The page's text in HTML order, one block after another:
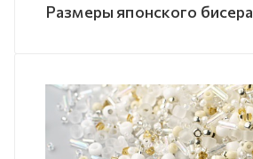
Размеры японского бисера